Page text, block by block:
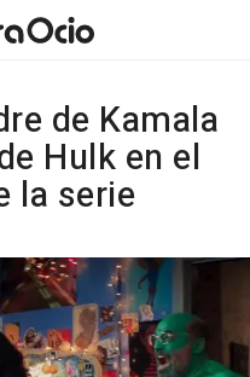
de Kamala
Hulk en el
la serie